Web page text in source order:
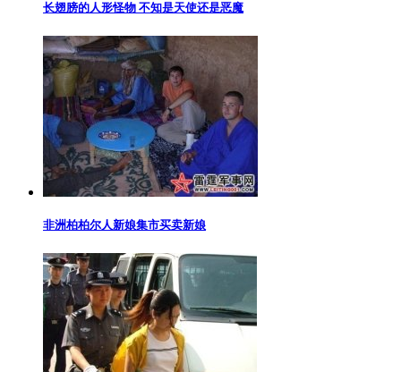
长翅膀的人形怪物 不知是天使还是恶魔
非洲柏柏尔人新娘集市买卖新娘